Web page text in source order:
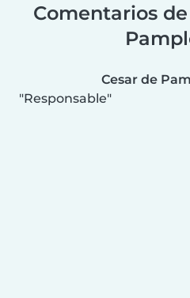
Comentarios
Cesar de
Responsable